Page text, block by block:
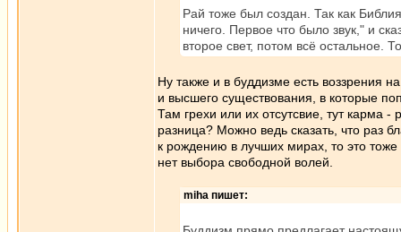
Рай тоже был создан. Так как
ничего. Первое что было звук," и
второе свет, потом всё остальное.
Ну также и в буддизме есть воззрения
и высшего существования, в которые
Там грехи или их отсутсвие, тут карма -
разница? Можно ведь сказать, что раз
к рождению в лучших мирах, то это тоже
нет выбора свободной волей.
miha пишет: